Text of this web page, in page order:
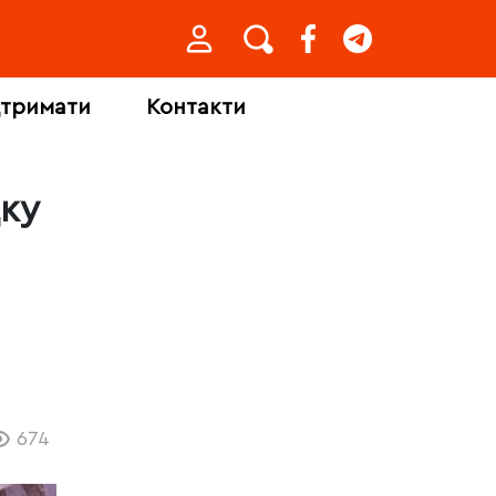
Контакти
674